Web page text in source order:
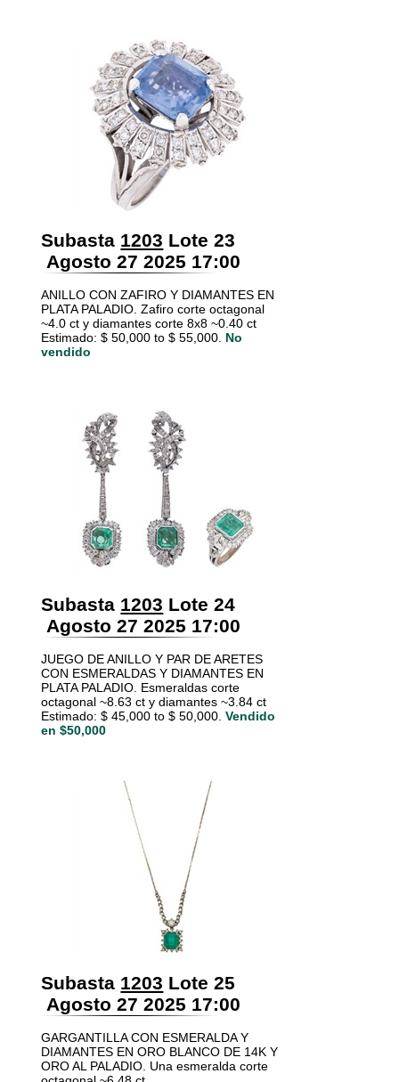
Subasta 1203 Lote 23
Agosto 27 2025 17:00
ANILLO CON ZAFIRO Y DIAMANTES EN
PLATA PALADIO. Zafiro corte octagonal
~4.0 ct y diamantes corte 8x8 ~0.40 ct
Estimado: $ 50,000 to $ 55,000. No
vendido
Subasta 1203 Lote 24
Agosto 27 2025 17:00
JUEGO DE ANILLO Y PAR DE ARETES
CON ESMERALDAS Y DIAMANTES EN
PLATA PALADIO. Esmeraldas corte
octagonal ~8.63 ct y diamantes ~3.84 ct
Estimado: $ 45,000 to $ 50,000. Vendido
en $50,000
Subasta 1203 Lote 25
Agosto 27 2025 17:00
GARGANTILLA CON ESMERALDA Y
DIAMANTES EN ORO BLANCO DE 14K Y
ORO AL PALADIO. Una esmeralda corte